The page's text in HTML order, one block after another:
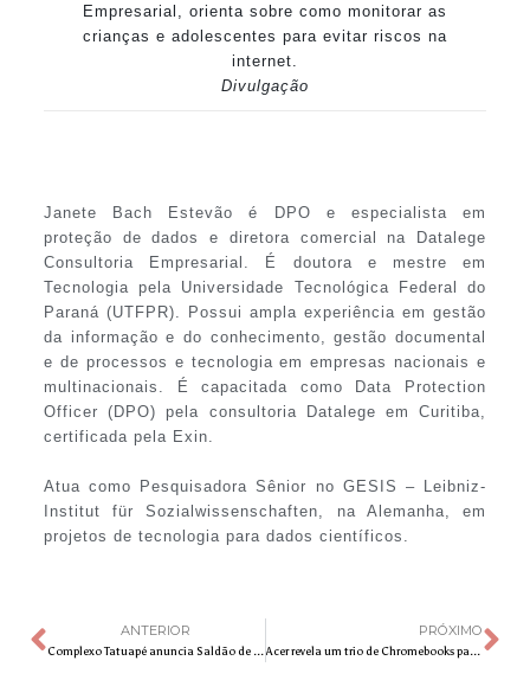
Empresarial, orienta sobre como monitorar as
crianças e adolescentes para evitar riscos na
internet.
Divulgação
Janete Bach Estevão é DPO e especialista em
proteção de dados e diretora comercial na Datalege
Consultoria Empresarial. É doutora e mestre em
Tecnologia pela Universidade Tecnológica Federal do
Paraná (UTFPR). Possui ampla experiência em gestão
da informação e do conhecimento, gestão documental
e de processos e tecnologia em empresas nacionais e
multinacionais. É capacitada como Data Protection
Officer (DPO) pela consultoria Datalege em Curitiba,
certificada pela Exin.
Atua como Pesquisadora Sênior no GESIS – Leibniz-
Institut für Sozialwissenschaften, na Alemanha, em
projetos de tecnologia para dados científicos.
ANTERIOR
Complexo Tatuapé anuncia Saldão de Natal com descontos de até 70%
PRÓXIMO
Acer revela um trio de Chromebooks para famílias, estudantes e trabalhadores híbridos